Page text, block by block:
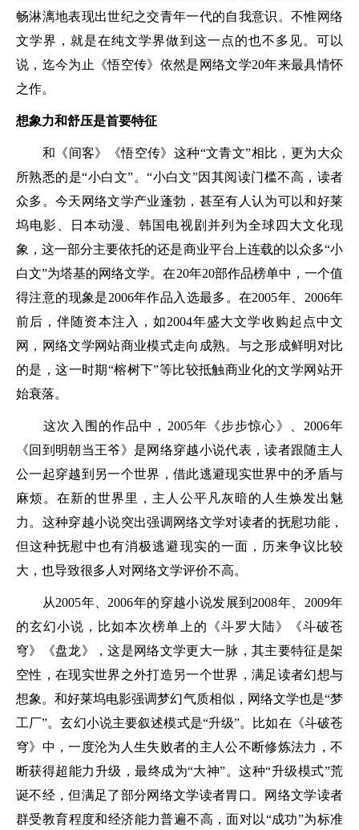
畅淋漓地表现出世纪之交青年一代的自我意识。不惟网络
文学界，就是在纯文学界做到这一点的也不多见。可以
说，迄今为止《悟空传》依然是网络文学20年来最具情怀
之作。
想象力和舒压是首要特征
和《间客》《悟空传》这种“文青文”相比，更为大众
所熟悉的是“小白文”。“小白文”因其阅读门槛不高，读者
众多。今天网络文学产业蓬勃，甚至有人认为可以和好莱
坞电影、日本动漫、韩国电视剧并列为全球四大文化现
象，这一部分主要依托的还是商业平台上连载的以众多“小
白文”为塔基的网络文学。在20年20部作品榜单中，一个值
得注意的现象是2006年作品入选最多。在2005年、2006年
前后，伴随资本注入，如2004年盛大文学收购起点中文
网，网络文学网站商业模式走向成熟。与之形成鲜明对比
的是，这一时期“榕树下”等比较抵触商业化的文学网站开
始衰落。
这次入围的作品中，2005年《步步惊心》、2006年
《回到明朝当王爷》是网络穿越小说代表，读者跟随主人
公一起穿越到另一个世界，借此逃避现实世界中的矛盾与
麻烦。在新的世界里，主人公平凡灰暗的人生焕发出魅
力。这种穿越小说突出强调网络文学对读者的抚慰功能，
但这种抚慰中也有消极逃避现实的一面，历来争议比较
大，也导致很多人对网络文学评价不高。
从2005年、2006年的穿越小说发展到2008年、2009年
的玄幻小说，比如本次榜单上的《斗罗大陆》《斗破苍
穹》《盘龙》，这是网络文学更大一脉，其主要特征是架
空性，在现实世界之外打造另一个世界，满足读者幻想与
想象。和好莱坞电影强调梦幻气质相似，网络文学也是“梦
工厂”。玄幻小说主要叙述模式是“升级”。比如在《斗破苍
穹》中，一度沦为人生失败者的主人公不断修炼法力，不
断获得超能力升级，最终成为“大神”。这种“升级模式”荒
诞不经，但满足了部分网络文学读者胃口。网络文学读者
群受教育程度和经济能力普遍不高，面对以“成功”为标准